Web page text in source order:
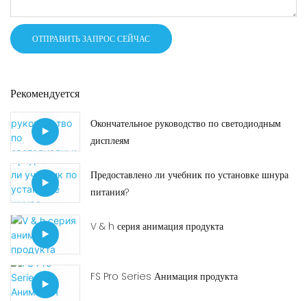
ОТПРАВИТЬ ЗАПРОС СЕЙЧАС
Рекомендуется
Окончательное руководство по светодиодным
дисплеям
Предоставлено ли учебник по установке шнура
питания?
V & h серия анимация продукта
FS Pro Series Анимация продукта